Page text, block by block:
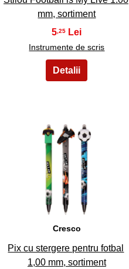
mm, sortiment
5 ,25
Instrumente de scris
29
Cresco
Pix cu stergere pentru fotbal
1,00 mm, sortiment